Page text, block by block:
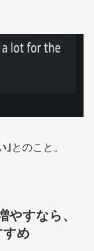
｣ とのこと。
やすなら、
すめ